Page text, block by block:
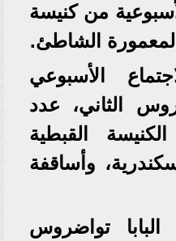
من كنيسة
الشاطئ.
الأسبوعي
الثاني، عدد
القبطية
وأساقفة
تواضروس